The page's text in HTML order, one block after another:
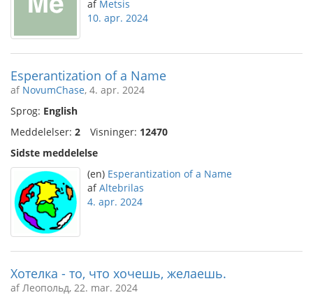
af Metsis
10. apr. 2024
Esperantization of a Name
af NovumChase, 4. apr. 2024
Sprog: English
Meddelelser: 2 Visninger: 12470
Sidste meddelelse
(en) Esperantization of a Name
afAltebrilas
4. apr. 2024
Хотелка - то, что хочешь, желаешь.
af Леопольд, 22. mar. 2024